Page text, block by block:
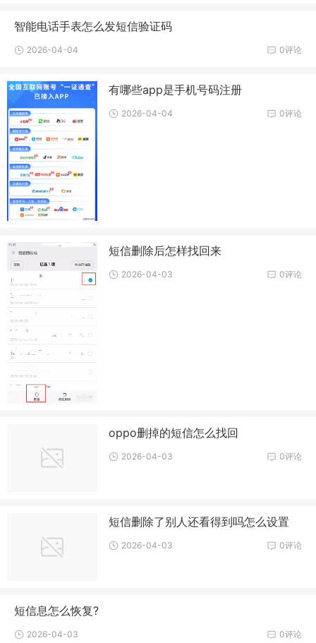
智能电话手表怎么发短信验证码
0评论
2026-04-04
有哪些app是手机号码注册
0评论
2026-04-04
短信删除后怎样找回来
0评论
2026-04-03
oppo删掉的短信怎么找回
0评论
2026-04-03
短信删除了别人还看得到吗怎么设置
0评论
2026-04-03
短信息怎么恢复?
0评论
2026-04-03